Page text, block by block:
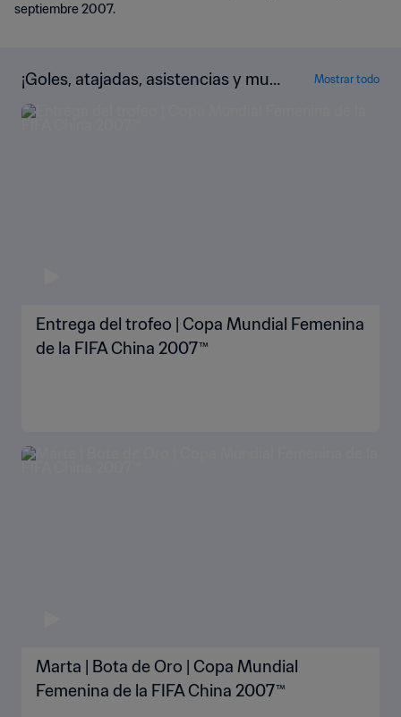
septiembre 2007.
¡Goles, atajadas, asistencias y muc
ho más!
Mostrar todo
Entrega del trofeo | Copa Mundial Femenina
de la FIFA China 2007™
Marta | Bota de Oro | Copa Mundial
Femenina de la FIFA China 2007™